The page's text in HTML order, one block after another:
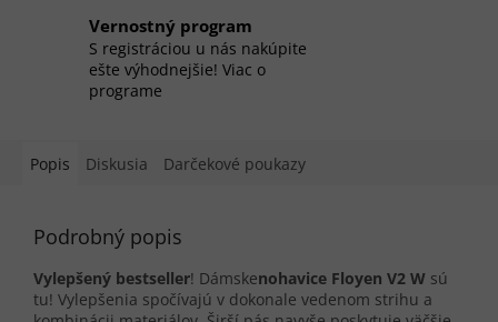
Vernostný program
S registráciou u nás nakúpite
ešte výhodnejšie! Viac o
programe
Popis Diskusia Darčekové poukazy
Podrobný popis
Vylepšený bestseller! Dámskenohavice Floyen V2 W sú
tu! Vylepšenia spočívajú v dokonale vedenom strihu a